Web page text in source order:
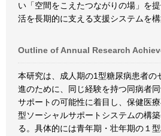
い「空間をこえたつながりの場」を
活を長期的に支える支援システムを構
Outline of Annual Research
本研究は、成人期の1型糖尿病患者の
進のために、同じ経験を持つ同病者
サポートの可能性に着目し、保健医
型ソーシャルサポートシステムの構
る。具体的には青年期・壮年期の１